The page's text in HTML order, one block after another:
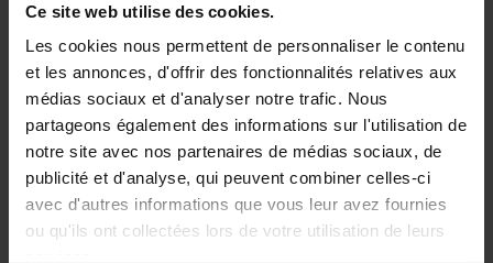
Ce site web utilise des cookies.
Les cookies nous permettent de personnaliser le contenu
et les annonces, d'offrir des fonctionnalités relatives aux
médias sociaux et d'analyser notre trafic. Nous
partageons également des informations sur l'utilisation de
notre site avec nos partenaires de médias sociaux, de
publicité et d'analyse, qui peuvent combiner celles-ci
avec d'autres informations que vous leur avez fournies
ou qu'ils ont collectées lors de votre utilisation de leurs
Affichage de 10 sur 10
Documents produits
Guide de démarrage rapide